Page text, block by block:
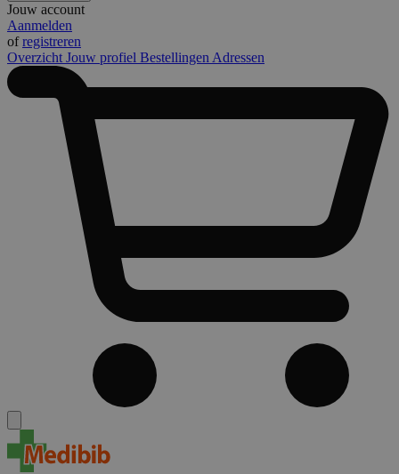
Jouw account
Aanmelden
ofregistreren
Overzicht Jouw profiel Bestellingen Adressen